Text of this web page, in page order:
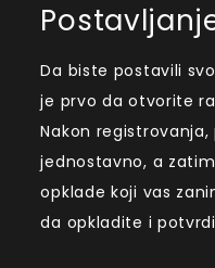
Da biste postavili
je prvo da otvorite
Nakon
jednostavno, a
opklade koji vas
da opkladite i